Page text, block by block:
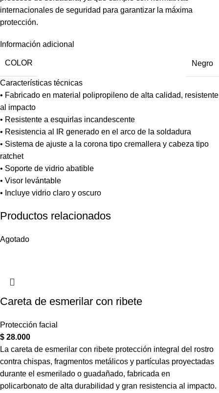
internacionales de seguridad para garantizar la máxima
protección.
Información adicional
COLOR Negro
Características técnicas
• Fabricado en material polipropileno de alta calidad, resistente
al impacto
• Resistente a esquirlas incandescente
• Resistencia al IR generado en el arco de la soldadura
• Sistema de ajuste a la corona tipo cremallera y cabeza tipo
ratchet
• Soporte de vidrio abatible
• Visor levántable
• Incluye vidrio claro y oscuro
Productos relacionados
Agotado
Careta de esmerilar con ribete
Protección facial
$ 28.000
La careta de esmerilar con ribete protección integral del rostro
contra chispas, fragmentos metálicos y partículas proyectadas
durante el esmerilado o guadañado, fabricada en
policarbonato de alta durabilidad y gran resistencia al impacto.